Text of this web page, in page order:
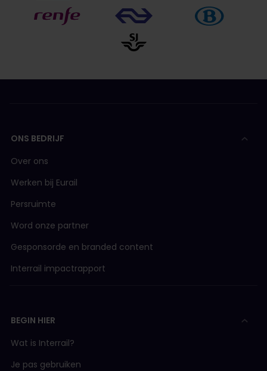
ONS BEDRIJF
Over ons
Werken bij Eurail
Persruimte
Word onze partner
Gesponsorde en branded content
Interrail impactrapport
BEGIN HIER
Wat is Interrail?
Je pas gebruiken